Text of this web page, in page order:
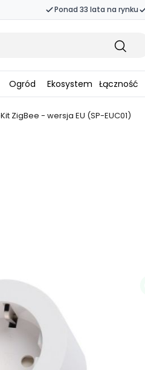
Ponad 33 lata na rynku
Ogród Ekosystem Łączność
ZigBee - wersja EU (SP-EUC01)